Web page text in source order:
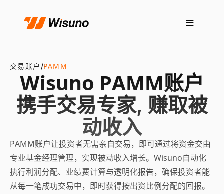
交易账户/PAMM
Wisuno PAMM账户
携手交易专家, 赚取被
动收入
PAMM账户让投资者无需亲自交易，即可通过将资金交由
专业基金经理管理，实现被动收入增长。Wisuno自动化
执行利润分配、业绩费计算与透明化报告，确保投资者能
从每一笔成功交易中，即时获得按出资比例分配的回报。